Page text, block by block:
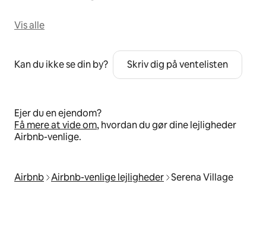
Vis alle
Kan du ikke se din by? Skriv dig på ventelisten
Ejer du en ejendom?
Få mere at vide om, hvordan du gør dine lejligheder
Airbnb-venlige.
Airbnb Airbnb-venlige lejligheder Serena Village